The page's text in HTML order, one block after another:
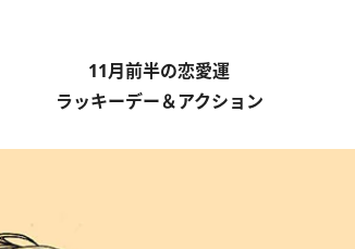
11月前半の恋愛運
ラッキーデー＆アクション